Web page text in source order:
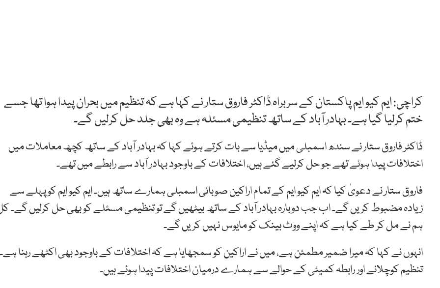
کراچی: ایم کیو ایم پاکستان کے سربراہ ڈاکٹر فاروق ستار نے کہا ہے کہ تنظیم میں بحران پیدا ہوا تھا جسے
ختم کرلیا گیا ہے۔ بہادر آباد کے ساتھ تنظیمی مسئلہ ہے وہ بھی جلد حل کرلیں گے۔
ڈاکٹر فاروق ستار نے سندھ اسمبلی میں میڈیا سے بات کرتے ہوئے کہا کہ بہادر آباد کے ساتھ کچھ معاملات میں
اختلافات پیدا ہوئے تھے جو حل کرلیے گئے ہیں، اختلافات کے باوجود بہادر آباد سے رابطے میں تھے۔
فاروق ستار نے دعویٰ کیا کہ ایم کیو ایم کے تمام اراکین صوبائی اسمبلی ہمارے ساتھ ہیں۔ ایم کیو ایم کو پہلے سے
زیادہ مضبوط کریں گے۔ اب جب دوبارہ بہادر آباد کے ساتھ بیٹھیں گے تو تنظیمی مسئلے کو بھی حل کرلیں گے۔
ہم نے مل کر طے کیا ہے کہ اپنے ووٹ بینک کو مایوس نہیں کریں گے۔
انہوں نے کہا کہ میرا ضمیر مطمئن ہے، میں نے اراکین کو سمجھایا ہے کہ اختلافات کے باوجود بھی اکٹھے رہنا ہے۔
تنظیم کوچلانے اور رابطہ کمیٹی کے حوالے سے ہمارے درمیان اختلافات پیدا ہوئے ہیں۔